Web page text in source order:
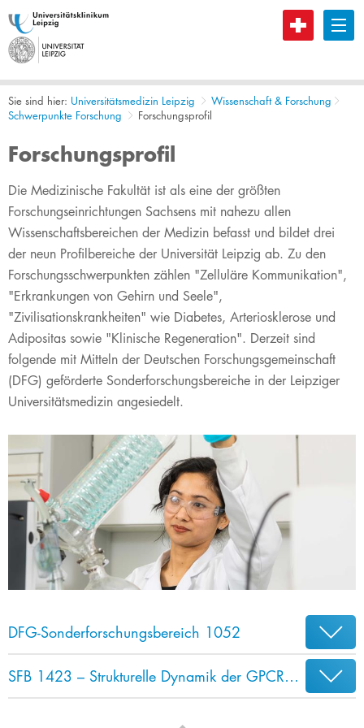
B
Sie sind hier: Universitätsmedizin Leipzig
Wissenschaft & Forschung
Schwerpunkte Forschung
Forschungsprofil
Forschungsprofil
​​​​​Die Medizinische Fakultät ist als eine der größten
Forschungseinrichtungen Sachsens mit nahezu allen
Wissenschaftsbereichen der Medizin befasst und bildet drei
der neun Profilbereiche der Universität Leipzig ab. Zu den
Forschungsschwerpunkten zählen "Zelluläre Kommunikation",
"Erkrankungen von Gehirn und Seele",
"Zivilisationskrankheiten" wie Diabetes, Arteriosklerose und
Adipositas sowie "Klinische Regeneration". Derzeit sind
folgende mit Mitteln der Deutschen Forschungsgemeinschaft
(DFG) geförderte Sonderforschungsbereiche in der Leipziger
Universitätsmedizin angesiedelt.
DFG-Sonderforschungsbereich 1052
SFB 1423 – Strukturelle Dynamik der GPCR-Aktivierung und Signaltransduktion